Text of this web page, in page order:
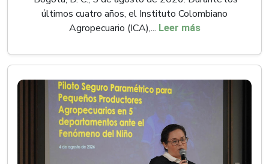
últimos cuatro años, el Instituto Colombiano
Agropecuario (ICA),... Leer más